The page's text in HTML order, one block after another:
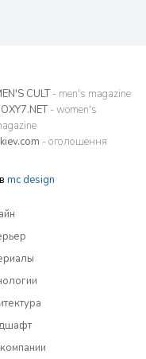
CULT- men's magazine
- women's
- оголошення
mc design